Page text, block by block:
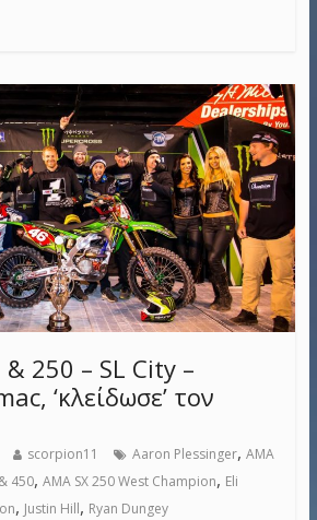
250 – SL City –
‘κλείδωσε’ τον
scorpion11 Aaron Plessinger, AMA
450, AMA SX 250 West Champion, Eli
, Justin Hill, Ryan Dungey